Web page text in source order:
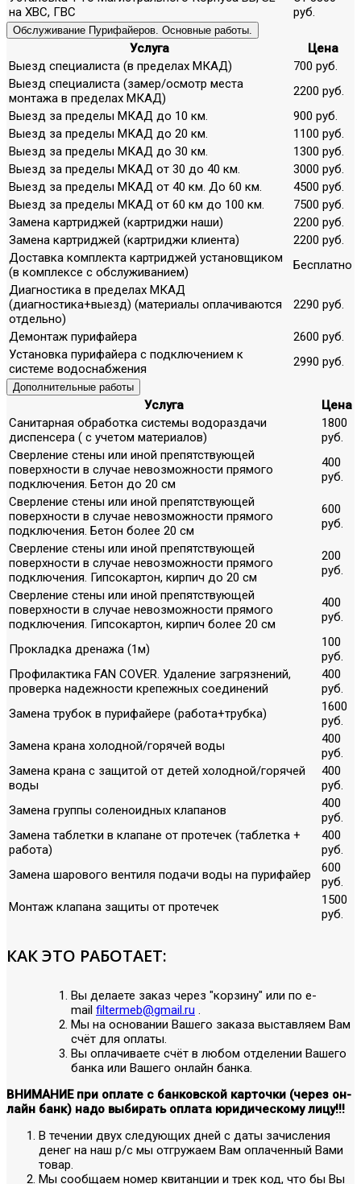
на ХВС, ГВС
руб.
Обслуживание Пурифайеров. Основные работы.
Услуга
Цена
Выезд специалиста (в пределах МКАД)
700 руб.
Выезд специалиста (замер/осмотр места
монтажа в пределах МКАД)
2200 руб.
Выезд за пределы МКАД до 10 км.
900 руб.
Выезд за пределы МКАД до 20 км.
1100 руб.
Выезд за пределы МКАД до 30 км.
1300 руб.
Выезд за пределы МКАД от 30 до 40 км.
3000 руб.
Выезд за пределы МКАД от 40 км. До 60 км.
4500 руб.
Выезд за пределы МКАД от 60 км до 100 км.
7500 руб.
Замена картриджей (картриджи наши)
2200 руб.
Замена картриджей (картриджи клиента)
2200 руб.
Доставка комплекта картриджей установщиком
(в комплексе с обслуживанием)
Бесплатно
Диагностика в пределах МКАД
(диагностика+выезд) (материалы оплачиваются
отдельно)
2290 руб.
Демонтаж пурифайера
2600 руб.
Установка пурифайера с подключением к
системе водоснабжения
2990 руб.
Дополнительные работы
Услуга
Цена
Санитарная обработка системы водораздачи
диспенсера ( с учетом материалов)
1800
руб.
Сверление стены или иной препятствующей
поверхности в случае невозможности прямого
подключения. Бетон до 20 см
400
руб.
Сверление стены или иной препятствующей
поверхности в случае невозможности прямого
подключения. Бетон более 20 см
600
руб.
Сверление стены или иной препятствующей
поверхности в случае невозможности прямого
подключения. Гипсокартон, кирпич до 20 см
200
руб.
Сверление стены или иной препятствующей
поверхности в случае невозможности прямого
подключения. Гипсокартон, кирпич более 20 см
400
руб.
Прокладка дренажа (1м)
100
руб.
Профилактика FAN COVER. Удаление загрязнений,
проверка надежности крепежных соединений
400
руб.
Замена трубок в пурифайере (работа+трубка)
1600
руб.
Замена крана холодной/горячей воды
400
руб.
Замена крана с защитой от детей холодной/горячей
воды
400
руб.
Замена группы соленоидных клапанов
400
руб.
Замена таблетки в клапане от протечек (таблетка +
работа)
400
руб.
Замена шарового вентиля подачи воды на пурифайер
600
руб.
Монтаж клапана защиты от протечек
1500
руб.
КАК ЭТО РАБОТАЕТ:
Вы делаете заказ через "корзину" или по е-
mail filtermeb@gmail.ru .
Мы на основании Вашего заказа выставляем Вам
счёт для оплаты.
Вы оплачиваете счёт в любом отделении Вашего
банка или Вашего онлайн банка.
ВНИМАНИЕ при оплате с банковской карточки (через он-
лайн банк) надо выбирать оплата юридическому лицу!!!
В течении двух следующих дней с даты зачисления
денег на наш р/с мы отгружаем Вам оплаченный Вами
товар.
Мы сообщаем номер квитанции и трек код, что бы Вы